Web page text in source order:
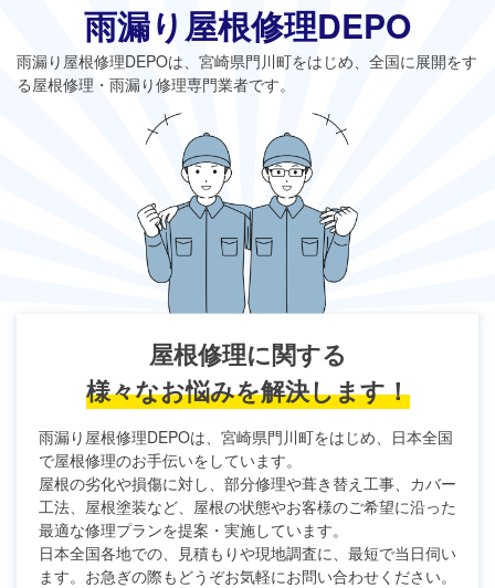
雨漏り屋根修理DEPO
雨漏り屋根修理DEPOは、宮崎県門川町をはじめ、全国に展開をす
る屋根修理・雨漏り修理専門業者です。
屋根修理に関する
様々なお悩みを解決します！
雨漏り屋根修理DEPOは、宮崎県門川町をはじめ、日本全国
で屋根修理のお手伝いをしています。
屋根の劣化や損傷に対し、部分修理や葺き替え工事、カバー
工法、屋根塗装など、屋根の状態やお客様のご希望に沿った
最適な修理プランを提案・実施しています。
日本全国各地での、見積もりや現地調査に、最短で当日伺い
ます。お急ぎの際もどうぞお気軽にお問い合わせください。